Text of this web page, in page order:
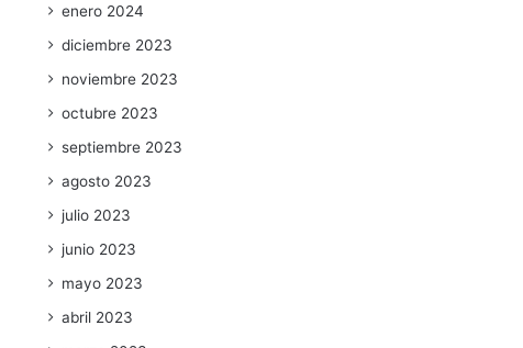
enero 2024
diciembre 2023
noviembre 2023
octubre 2023
septiembre 2023
agosto 2023
julio 2023
junio 2023
mayo 2023
abril 2023